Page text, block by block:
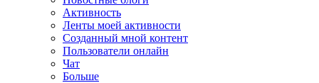
Активность
Ленты моей активности
Созданный мной контент
Пользователи онлайн
Чат
Больше